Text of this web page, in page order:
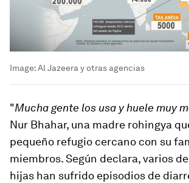
Image:Al Jazeera y otras agencias
"Mucha gente los usa y huele muy
Nur Bhahar, una madre rohingya
pequeño refugio cercano con su
miembros. Según declara, varios
hijas han sufrido episodios de